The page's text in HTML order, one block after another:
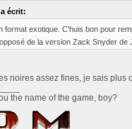
écrit:
format exotique. C'huis bon pour
de la version Zack Snyder de
noires assez fines, je sais
the name of the game, boy?